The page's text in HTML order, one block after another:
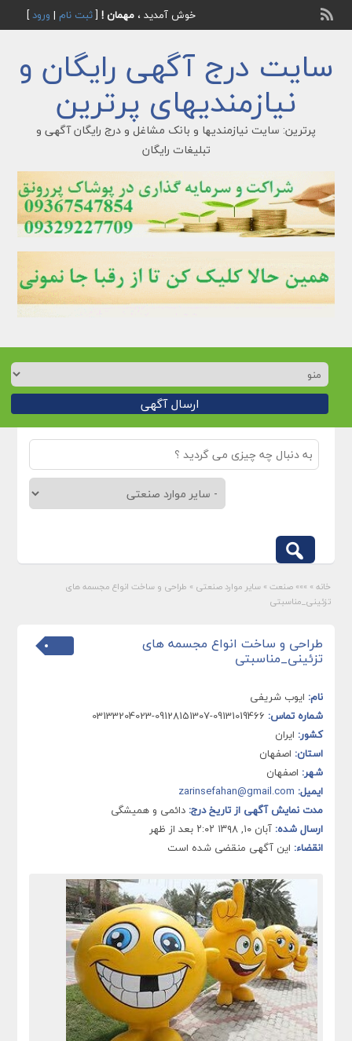
خوش آمدید ، مهمان ![ثبت نام | ورود]
سایت درج آگهی رایگان و
نیازمندیهای پرترین
پرترین: سایت نیازمندیها و بانک مشاغل و درج رایگان آگهی و
تبلیغات رایگان
ارسال آگهی
خانه » »»» صنعت » سایر موارد صنعتی » طراحی و ساخت انواع مجسمه های
تزئینی_مناسبتی
طراحی و ساخت انواع مجسمه های
تزئینی_مناسبتی
نام: ایوب شریفی
شماره تماس:
کشور: ایران
استان: اصفهان
شهر: اصفهان
ایمیل: zarinsefahan@gmail.com
مدت نمایش آگهی از تاریخ درج: دائمی و همیشگی
ارسال شده: آبان ۱۰, ۱۳۹۸ ۲:۰۲ بعد از ظهر
انقضاء: این آگهی منقضی شده است